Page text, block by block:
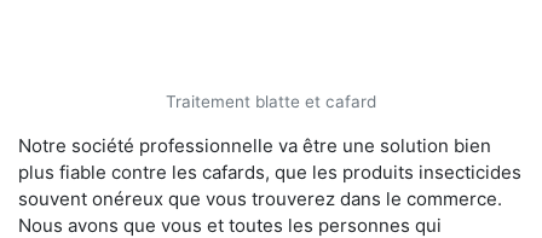
Traitement blatte et cafard
Notre société professionnelle va être une solution bien
plus fiable contre les cafards, que les produits insecticides
souvent onéreux que vous trouverez dans le commerce.
Nous avons que vous et toutes les personnes qui